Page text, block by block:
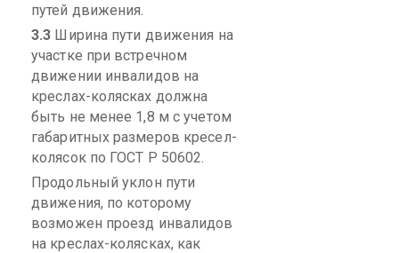
путей движения.
3.3 Ширина пути движения на
участке при встречном
движении инвалидов на
креслах-колясках должна
быть не менее 1,8 м с учетом
габаритных размеров кресел-
колясок по ГОСТ Р 50602.
Продольный уклон пути
движения, по которому
возможен проезд инвалидов
на креслах-колясках, как